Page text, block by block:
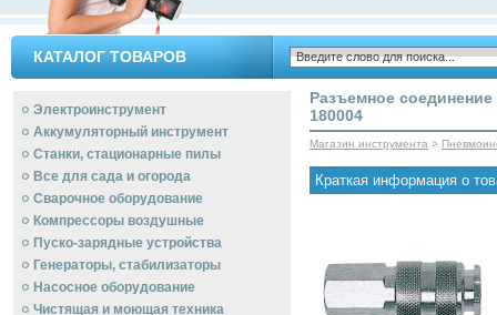
КАТАЛОГ ТОВАРОВ
Электроинструмент
Аккумуляторный инструмент
Станки, стационарные пилы
Все для сада и огорода
Сварочное оборудование
Компрессоры воздушные
Пуско-зарядные устройства
Генераторы, стабилизаторы
Насосное оборудование
Чистящая и моющая техника
Разъемное соединение
180004
Магазин инструмента >
Краткая информация о